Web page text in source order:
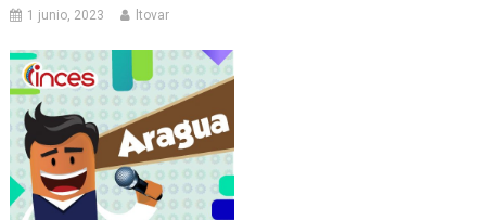
1 junio, 2023 ltovar